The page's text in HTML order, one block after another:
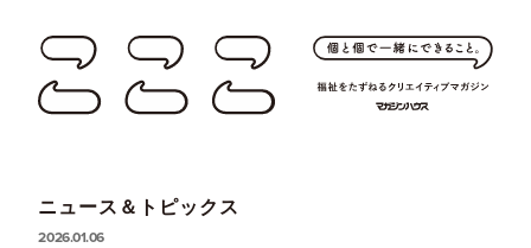
ニュース＆トピックス
2026.01.06